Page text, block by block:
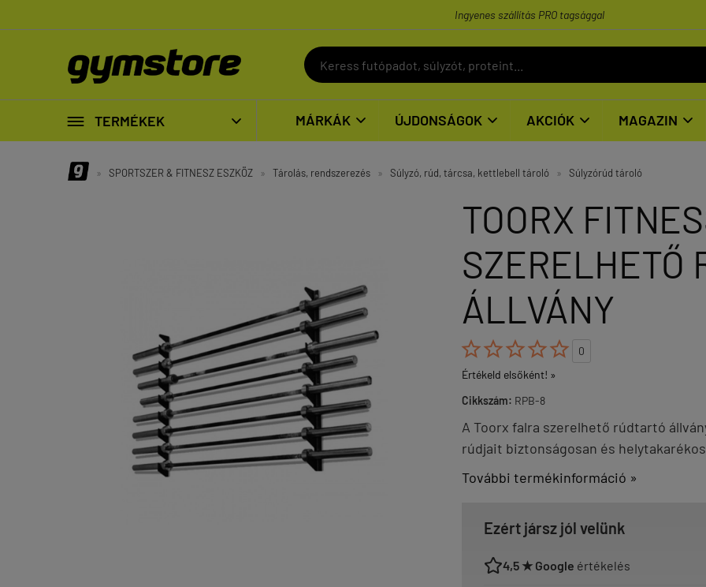
Ingyenes szállítás PRO tagsággal
 TERMÉKEK  MÁRKÁK  ÚJDONSÁGOK  AKCIÓK  MAGAZIN 
» SPORTSZER & FITNESZ ESZKÖZ » Tárolás, rendszerezés » Súlyzó, rúd, tárcsa, kettlebell tároló » Súlyzórúd tároló
TOORX
SZERELHETŐ
ÁLLVÁNY

0
Értékeld elsőként! »
Cikkszám: RPB-8
A Toorx falra szerelhető rúdtartó
rúdjait biztonságosan és
További termékinformáció »
Ezért jársz jól velünk
4,5 ★ Google értékelés